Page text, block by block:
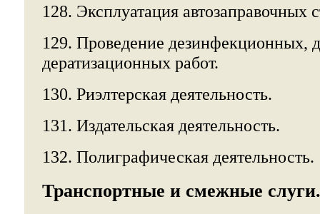
128. Эксплуатация автозаправочных
129. Проведение дезинфекционных,
дератизационных работ.
130. Риэлтерская деятельность.
131. Издательская деятельность.
132. Полиграфическая деятельность.
Транспортные и смежные слуги.